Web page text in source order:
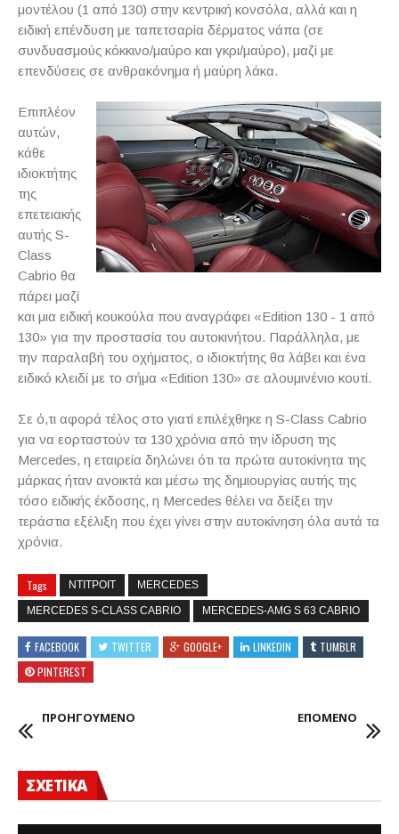
μοντέλου (1 από 130) στην κεντρική κονσόλα, αλλά και η
ειδική επένδυση με ταπετσαρία δέρματος νάπα (σε
συνδυασμούς κόκκινο/μαύρο και γκρι/μαύρο), μαζί με
επενδύσεις σε ανθρακόνημα ή μαύρη λάκα.
Επιπλέον
αυτών,
κάθε
ιδιοκτήτης
της
επετειακής
αυτής S-
Class
Cabrio θα
πάρει μαζί
και μια ειδική κουκούλα που αναγράφει «Edition 130 - 1 από
130» για την προστασία του αυτοκινήτου. Παράλληλα, με
την παραλαβή του οχήματος, ο ιδιοκτήτης θα λάβει και ένα
ειδικό κλειδί με το σήμα «Edition 130» σε αλουμινένιο κουτί.
Σε ό,τι αφορά τέλος στο γιατί επιλέχθηκε η S-Class Cabrio
για να εορταστούν τα 130 χρόνια από την ίδρυση της
Mercedes, η εταιρεία δηλώνει ότι τα πρώτα αυτοκίνητα της
μάρκας ήταν ανοικτά και μέσω της δημιουργίας αυτής της
τόσο ειδικής έκδοσης, η Mercedes θέλει να δείξει την
τεράστια εξέλιξη που έχει γίνει στην αυτοκίνηση όλα αυτά τα
χρόνια.
Tags ΝΤΙΤΡΟΙΤ MERCEDES
MERCEDES S-CLASS CABRIO MERCEDES-AMG S 63 CABRIO
FACEBOOK TWITTER GOOGLE+ LINKEDIN
TUMBLR
PINTEREST
ΠΡΟΗΓΟΥΜΕΝΟ ΕΠΟΜΕΝΟ
ΣΧΕΤΙΚΑ